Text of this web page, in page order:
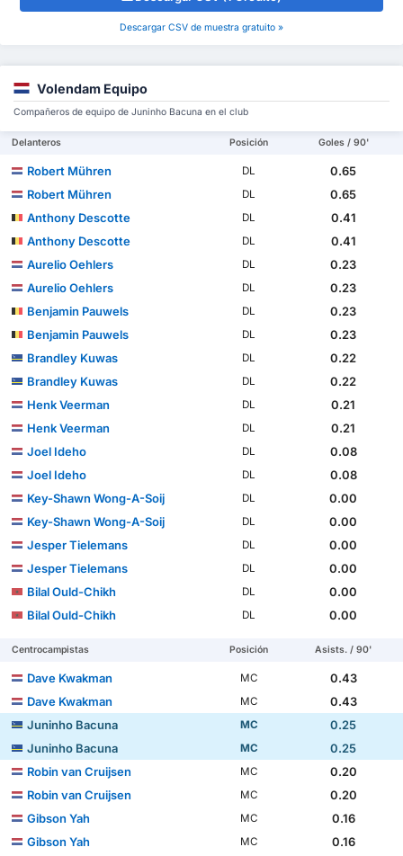
Descargar CSV de muestra gratuito »
Volendam Equipo
Compañeros de equipo de Juninho Bacuna en el club
Delanteros Posición Goles / 90'
Robert Mühren DL
0.65
Robert Mühren
DL
0.65
Anthony Descotte
DL
0.41
Anthony Descotte
DL
0.41
Aurelio Oehlers
DL
0.23
Aurelio Oehlers
DL
0.23
Benjamin Pauwels
DL
0.23
Benjamin Pauwels
DL
0.23
Brandley Kuwas
DL
0.22
Brandley Kuwas
DL
0.22
Henk Veerman
DL
0.21
Henk Veerman
DL
0.21
Joel Ideho
DL
0.08
Joel Ideho
DL
0.08
Key-Shawn Wong-A-Soij
DL
0.00
Key-Shawn Wong-A-Soij
DL
0.00
Jesper Tielemans
DL
0.00
Jesper Tielemans
DL
0.00
Bilal Ould-Chikh
DL
0.00
Bilal Ould-Chikh
DL 0.00
Centrocampistas Posición Asists. / 90'
Dave Kwakman MC
0.43
Dave Kwakman
MC
0.43
Juninho Bacuna
MC
0.25
Juninho Bacuna
MC
0.25
Robin van Cruijsen
MC
0.20
Robin van Cruijsen
MC
0.20
Gibson Yah
MC
0.16
Gibson Yah
MC 0.16